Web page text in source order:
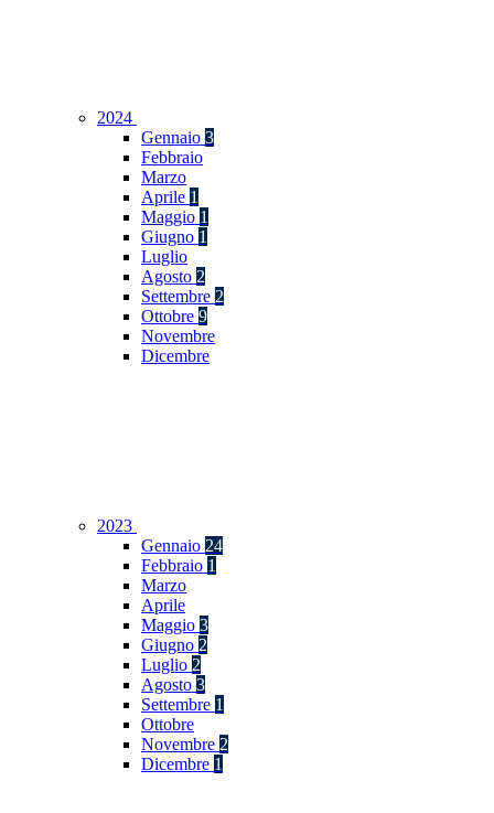
2024
Gennaio 3
Febbraio
Marzo
Aprile 1
Maggio 1
Giugno 1
Luglio
Agosto 2
Settembre 2
Ottobre 9
Novembre
Dicembre
2023
Gennaio 24
Febbraio 1
Marzo
Aprile
Maggio 3
Giugno 2
Luglio 2
Agosto 3
Settembre 1
Ottobre
Novembre 2
Dicembre 1